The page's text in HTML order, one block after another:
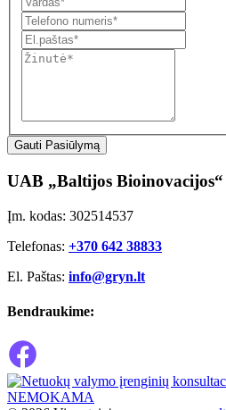
Gauti Pasiūlymą
UAB „Baltijos Bioinovacijos“
Įm. kodas: 302514537
Telefonas: +370 642 38833
El. Paštas: info@gryn.lt
Bendraukime:
NEMOKAMA